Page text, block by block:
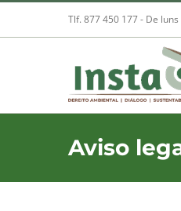
Tlf. 877 450 177‬ - De
Aviso